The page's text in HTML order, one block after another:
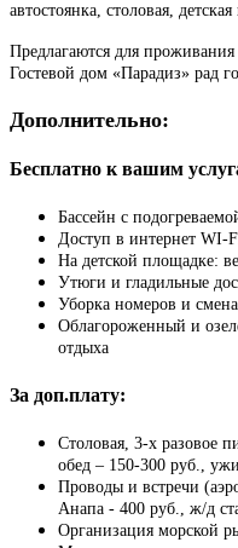
автостоянка, столовая,
Предлагаются для
Гостевой дом «Парадиз» рад
Дополнительно:
Бесплатно к вашим
Бассейн с
Доступ в интернет WI-
На детской площадке:
Утюги и гладильные
Уборка номеров и
Облагороженный и
отдыха
За доп.плату:
Столовая, 3-х разовое
обед – 150-300 руб.,
Проводы и встречи
Анапа - 400 руб., ж/д
Организация морской